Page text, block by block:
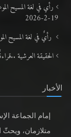
19-2-2026
رأيٌ في لغة المسيح الموعود عليه
الحقيقة العرشية
الأخبار
إمام الجماعة
متلازمان، ويحثّ